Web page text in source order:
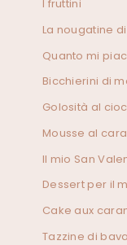
I fruttini
La nougatine
Quanto mi
Bicchierini di
Golosità al
Mousse al
Il mio San
Dessert per il
Cake aux
Tazzine di